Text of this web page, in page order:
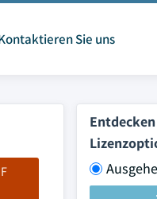
Sie uns